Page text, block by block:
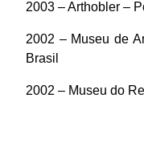
2003 – Arthobler –
2002 – Museu de
Brasil
2002 – Museu do